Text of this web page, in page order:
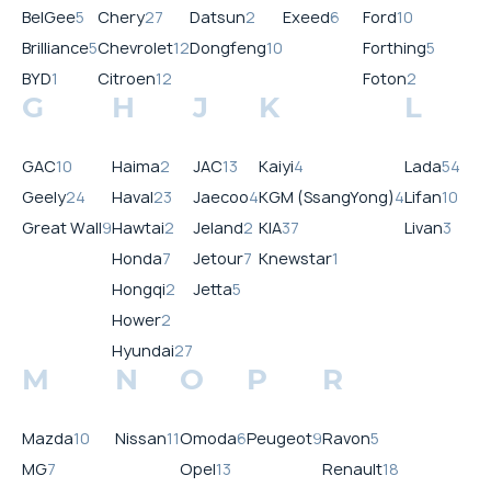
BelGee5
Brilliance5
BYD1
Chery27
Chevrolet12
Citroen12
Datsun2
Dongfeng10
Exeed6
Ford10
Forthing5
Foton2
G
GAC10
Geely24
Great Wall9
H
Haima2
Haval23
Hawtai2
Honda7
Hongqi2
Hower2
Hyundai27
J
JAC13
Jaecoo4
Jeland2
Jetour7
Jetta5
K
Kaiyi4
KGM (SsangYong)4
KIA37
Knewstar1
L
Lada54
Lifan10
Livan3
M
Mazda10
MG7
N
Nissan11
O
Omoda6
Opel13
P
Peugeot9
R
Ravon5
Renault18